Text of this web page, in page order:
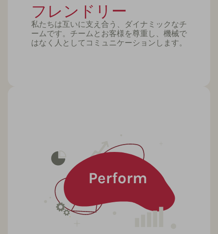
フレンドリー
私たちは互いに支え合う、ダイナミックなチ
ームです。チームとお客様を尊重し、機械で
はなく人としてコミュニケーションします。